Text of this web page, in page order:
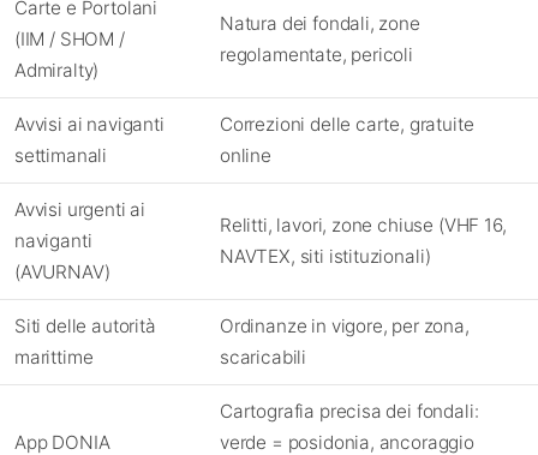
Carte e Portolani
(IIM / SHOM /
Admiralty)
Natura dei fondali, zone
regolamentate, pericoli
Avvisi ai naviganti
settimanali
Correzioni delle carte, gratuite
online
Avvisi urgenti ai
naviganti
(AVURNAV)
Relitti, lavori, zone chiuse (VHF 16,
NAVTEX, siti istituzionali)
Siti delle autorità
marittime
Ordinanze in vigore, per zona,
scaricabili
App DONIA
Cartografia precisa dei fondali:
verde = posidonia, ancoraggio